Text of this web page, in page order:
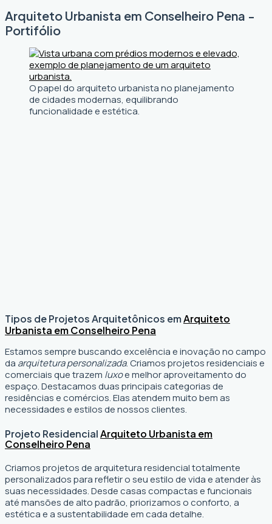
Arquiteto Urbanista em Conselheiro Pena -
Portifólio
O papel do arquiteto urbanista no planejamento
de cidades modernas, equilibrando
funcionalidade e estética.
Tipos de Projetos Arquitetônicos emArquiteto
Urbanista em Conselheiro Pena
Estamos sempre buscando excelência e inovação no campo
da arquitetura personalizada. Criamos projetos residenciais e
comerciais que trazem luxoe melhor aproveitamento do
espaço. Destacamos duas principais categorias de
residências e comércios. Elas atendem muito bem as
necessidades e estilos de nossos clientes.
Projeto ResidencialArquiteto Urbanista em
Conselheiro Pena
Criamos projetos de arquitetura residencial totalmente
personalizados para refletir o seu estilo de vida e atender às
suas necessidades. Desde casas compactas e funcionais
até mansões de alto padrão, priorizamos o conforto, a
estética e a sustentabilidade em cada detalhe.